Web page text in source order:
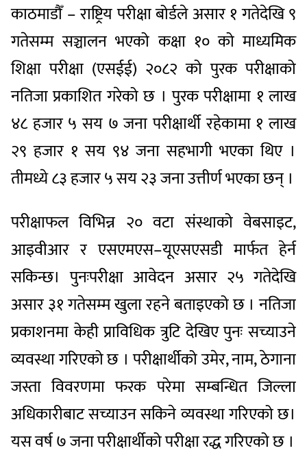
काठमाडौँ – राष्ट्रिय परीक्षा बोर्डले असार १ गतेदेखि ९
गतेसम्म सञ्चालन भएको कक्षा १० को माध्यमिक
शिक्षा परीक्षा (एसईई) २०८२ को पुरक परीक्षाको
नतिजा प्रकाशित गरेको छ । पुरक परीक्षामा १ लाख
४८ हजार ५ सय ७ जना परीक्षार्थी रहेकामा १ लाख
२९ हजार १ सय ९४ जना सहभागी भएका थिए ।
तीमध्ये ८३ हजार ५ सय २३ जना उत्तीर्ण भएका छन् ।
परीक्षाफल विभिन्न २० वटा संस्थाको वेबसाइट,
आइवीआर र एसएमएस–यूएसएसडी मार्फत हेर्न
सकिन्छ। पुनःपरीक्षा आवेदन असार २५ गतेदेखि
असार ३१ गतेसम्म खुला रहने बताइएको छ । नतिजा
प्रकाशनमा केही प्राविधिक त्रुटि देखिए पुनः सच्याउने
व्यवस्था गरिएको छ । परीक्षार्थीको उमेर, नाम, ठेगाना
जस्ता विवरणमा फरक परेमा सम्बन्धित जिल्ला
अधिकारीबाट सच्याउन सकिने व्यवस्था गरिएको छ।
यस वर्ष ७ जना परीक्षार्थीको परीक्षा रद्ध गरिएको छ ।